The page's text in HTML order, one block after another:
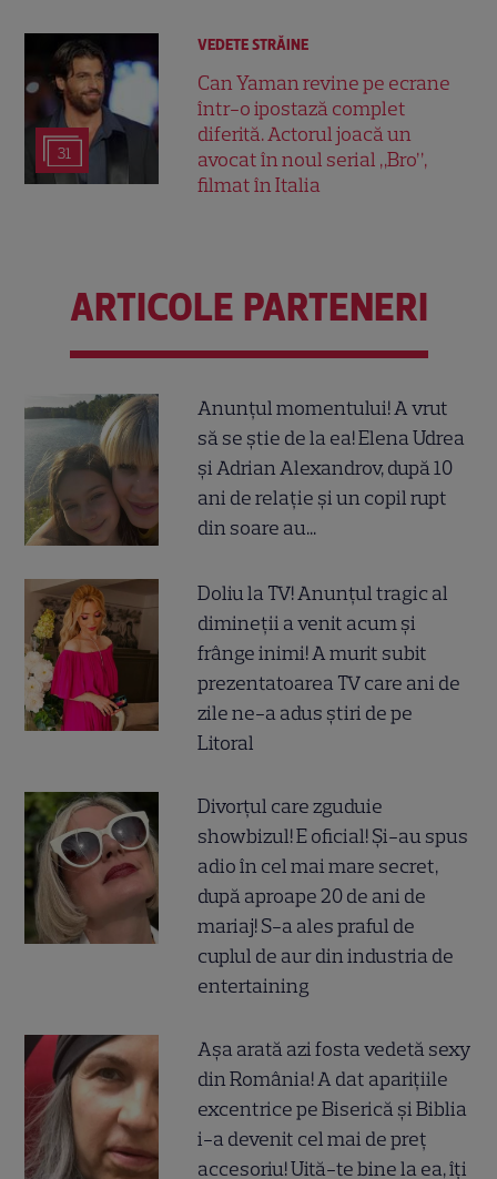
31
VEDETE STRĂINE
Can Yaman revine pe ecrane
într-o ipostază complet
diferită. Actorul joacă un
avocat în noul serial „Bro”,
filmat în Italia
ARTICOLE PARTENERI
Anunțul momentului! A vrut
să se știe de la ea! Elena Udrea
și Adrian Alexandrov, după 10
ani de relație și un copil rupt
din soare au...
Doliu la TV! Anunțul tragic al
dimineții a venit acum și
frânge inimi! A murit subit
prezentatoarea TV care ani de
zile ne-a adus știri de pe
Litoral
Divorțul care zguduie
showbizul! E oficial! Și-au spus
adio în cel mai mare secret,
după aproape 20 de ani de
mariaj! S-a ales praful de
cuplul de aur din industria de
entertaining
Așa arată azi fosta vedetă sexy
din România! A dat aparițiile
excentrice pe Biserică și Biblia
i-a devenit cel mai de preț
accesoriu! Uită-te bine la ea, îți